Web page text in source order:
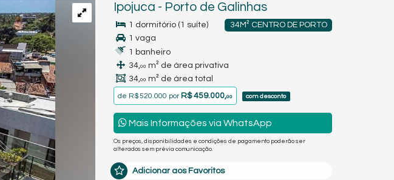
Ipojuca - Porto de Galinhas
34M² CENTRO DE PORTO
1 dormitório (1 suíte)
1 vaga
1 banheiro
34,00 m² de área privativa
34,00 m² de área total
de R$ 520.000 porR$ 459.000,00 com desconto
Mais Informações via WhatsApp
Os preços, disponibilidades e condições de pagamento poderão ser
alterados sem prévia comunicação.
Adicionar aos Favoritos